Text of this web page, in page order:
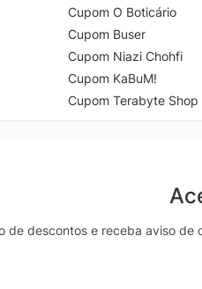
Cupom O Boticário
Cupom Buser
Cupom Niazi Chohfi
Cupom KaBuM!
Cupom Terabyte Shop
de descontos e receba aviso